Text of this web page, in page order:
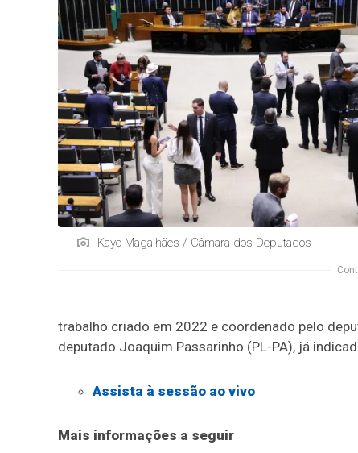
Kayo Magalhães / Câmara dos Deputados
trabalho criado em 2022 e coordenado pelo
deputado Joaquim Passarinho (PL-PA), já
Assista à sessão ao vivo
Mais informações a seguir